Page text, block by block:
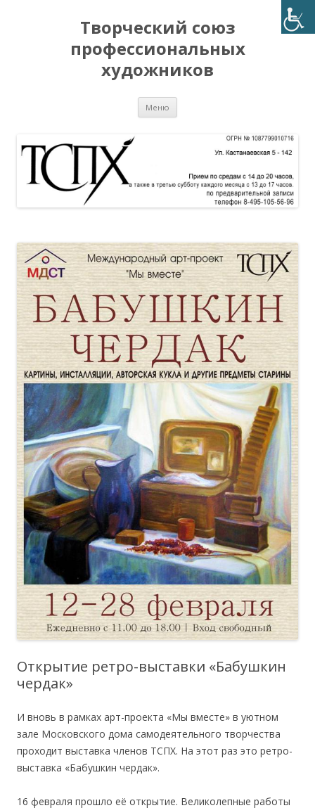
Творческий союз
профессиональных
художников
Меню
Открытие ретро-выставки «Бабушкин
чердак»
И вновь в рамках арт-проекта «Мы вместе» в уютном
зале Московского дома самодеятельного творчества
проходит выставка членов ТСПХ. На этот раз это ретро-
выставка «Бабушкин чердак».
16 февраля прошло её открытие. Великолепные работы